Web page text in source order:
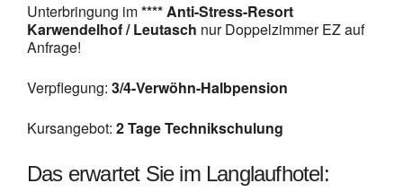
Unterbringung im**** Anti-Stress-Resort
Karwendelhof / Leutasch nur Doppelzimmer EZ auf
Anfrage!
Verpflegung: 3/4-Verwöhn-Halbpension
Kursangebot: 2 Tage Technikschulung
Das erwartet Sie im Langlaufhotel: